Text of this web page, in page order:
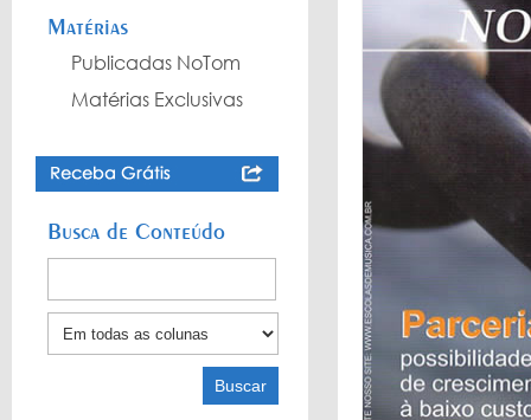
Matérias
Publicadas NoTom
Matérias Exclusivas
Busca de Conteúdo